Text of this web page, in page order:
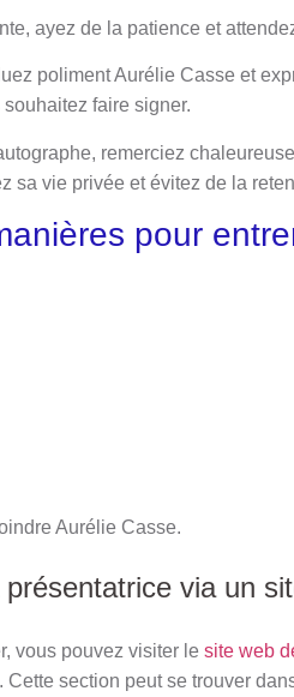
ayez de la patience et
poliment Aurélie Casse et
faire signer.
remerciez
sa vie privée et évitez de la
pour
Aurélie Casse.
via un
vous pouvez visiter le site web
Cette section peut se trouver